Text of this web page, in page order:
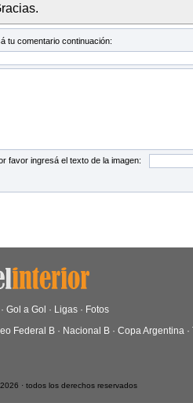
tu comentario continuación:
favor ingresá el texto de la imagen:
· Gol a Gol · Ligas · Fotos
Federal B · Nacional B · Copa Argentina ·
· todos los derechos reservados